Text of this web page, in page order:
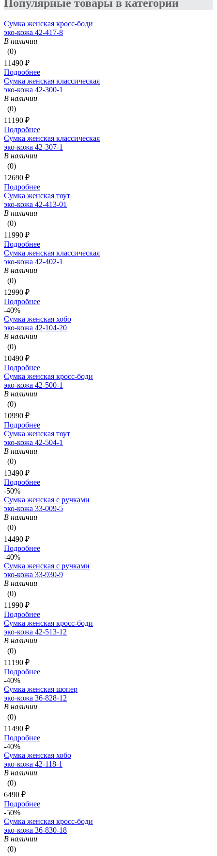
Популярные товары в категории
Сумка женская кросс-боди
эко-кожа 42-417-8
В наличии
(0)
11490 ₽
Подробнее
Сумка женская классическая
эко-кожа 42-300-1
В наличии
(0)
11190 ₽
Подробнее
Сумка женская классическая
эко-кожа 42-307-1
В наличии
(0)
12690 ₽
Подробнее
Сумка женская тоут
эко-кожа 42-413-01
В наличии
(0)
11990 ₽
Подробнее
Сумка женская классическая
эко-кожа 42-402-1
В наличии
(0)
12990 ₽
Подробнее
-40%
Сумка женская хобо
эко-кожа 42-104-20
В наличии
(0)
10490 ₽
Подробнее
Сумка женская кросс-боди
эко-кожа 42-500-1
В наличии
(0)
10990 ₽
Подробнее
Сумка женская тоут
эко-кожа 42-504-1
В наличии
(0)
13490 ₽
Подробнее
-50%
Сумка женская с ручками
эко-кожа 33-009-5
В наличии
(0)
14490 ₽
Подробнее
-40%
Сумка женская с ручками
эко-кожа 33-930-9
В наличии
(0)
11990 ₽
Подробнее
Сумка женская кросс-боди
эко-кожа 42-513-12
В наличии
(0)
11190 ₽
Подробнее
-40%
Сумка женская шопер
эко-кожа 36-828-12
В наличии
(0)
11490 ₽
Подробнее
-40%
Сумка женская хобо
эко-кожа 42-118-1
В наличии
(0)
6490 ₽
Подробнее
-50%
Сумка женская кросс-боди
эко-кожа 36-830-18
В наличии
(0)